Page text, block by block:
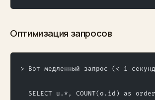
Оптимизация запросов
> Вот медленный запрос (< 1
SELECT u.*, COUNT(o.id) as